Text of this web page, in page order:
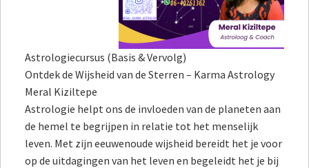
Astrologiecursus (Basis & Vervolg)
Ontdek de Wijsheid van de Sterren – Karma Astrology
Meral Kiziltepe
Astrologie helpt ons de invloeden van de planeten aan
de hemel te begrijpen in relatie tot het menselijk
leven. Met zijn eeuwenoude wijsheid bereidt het je voor
op de uitdagingen van het leven en begeleidt het je bij